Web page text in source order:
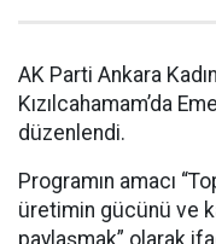
AK Parti Ankara
Kızılcahamam’da
düzenlendi.
Programın amacı
üretimin gücünü ve
paylaşmak” olarak